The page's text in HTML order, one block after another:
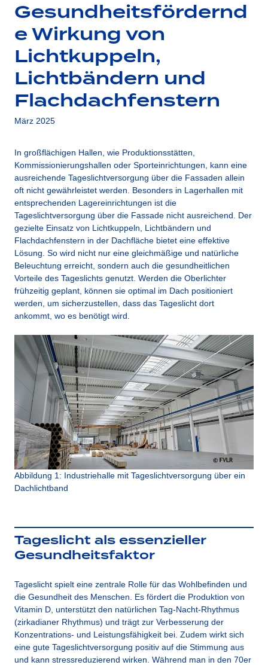
Gesundheitsfördernd
e Wirkung von
Lichtkuppeln,
Lichtbändern und
Flachdachfenstern
März 2025
In großflächigen Hallen, wie Produktionsstätten,
Kommissionierungshallen oder Sporteinrichtungen, kann eine
ausreichende Tageslichtversorgung über die Fassaden allein
oft nicht gewährleistet werden. Besonders in Lagerhallen mit
entsprechenden Lagereinrichtungen ist die
Tageslichtversorgung über die Fassade nicht ausreichend. Der
gezielte Einsatz von Lichtkuppeln, Lichtbändern und
Flachdachfenstern in der Dachfläche bietet eine effektive
Lösung. So wird nicht nur eine gleichmäßige und natürliche
Beleuchtung erreicht, sondern auch die gesundheitlichen
Vorteile des Tageslichts genutzt. Werden die Oberlichter
frühzeitig geplant, können sie optimal im Dach positioniert
werden, um sicherzustellen, dass das Tageslicht dort
ankommt, wo es benötigt wird.
Abbildung 1: Industriehalle mit Tageslichtversorgung über ein
Dachlichtband
Tageslicht als essenzieller
Gesundheitsfaktor
Tageslicht spielt eine zentrale Rolle für das Wohlbefinden und
die Gesundheit des Menschen. Es fördert die Produktion von
Vitamin D, unterstützt den natürlichen Tag-Nacht-Rhythmus
(zirkadianer Rhythmus) und trägt zur Verbesserung der
Konzentrations- und Leistungsfähigkeit bei. Zudem wirkt sich
eine gute Tageslichtversorgung positiv auf die Stimmung aus
und kann stressreduzierend wirken. Während man in den 70er